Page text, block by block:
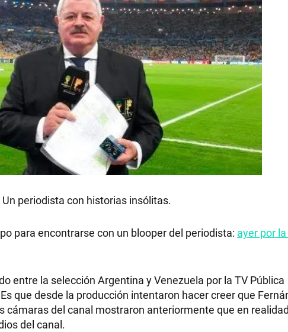
periodista con historias insólitas.
para encontrarse con un blooper del periodista: ayer por
entre la selección Argentina y Venezuela por la TV Pública
que desde la producción intentaron hacer creer que
cámaras del canal mostraron anteriormente que en
del canal.